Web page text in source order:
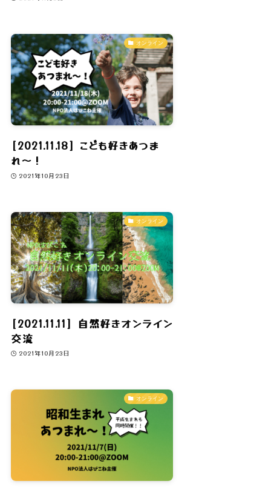
オンライン
[2021.11.18] こども好きあつま
れ〜！
2021年10月23日
オンライン
[2021.11.11] 自然好きオンライン
交流
2021年10月23日
オンライン